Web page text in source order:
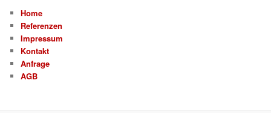
Home
Referenzen
Impressum
Kontakt
Anfrage
AGB